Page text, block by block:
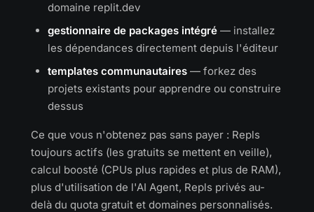
domaine replit.dev
gestionnaire de packages intégré — installez
les dépendances directement depuis l'éditeur
templates communautaires — forkez des
projets existants pour apprendre ou construire
dessus
Ce que vous n'obtenez pas sans payer : Repls
toujours actifs (les gratuits se mettent en veille),
calcul boosté (CPUs plus rapides et plus de RAM),
plus d'utilisation de l'AI Agent, Repls privés au-
delà du quota gratuit et domaines personnalisés.